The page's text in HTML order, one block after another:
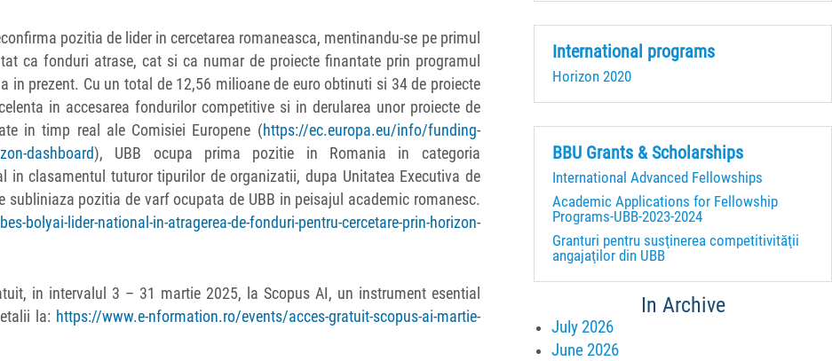
pozitia de lider in cercetarea romaneasca, mentinandu-se pe primul
ca fonduri atrase, cat si ca numar de proiecte finantate prin programul
in prezent. Cu un total de 12,56 milioane de euro obtinuti si 34 de proiecte
in accesarea fondurilor competitive si in derularea unor proiecte de
in timp real ale Comisiei Europene (https://ec.europa.eu/info/funding-
dashboard), UBB ocupa prima pozitie in Romania in categoria
clasamentul tuturor tipurilor de organizatii, dupa Unitatea Executiva de
subliniaza pozitia de varf ocupata de UBB in peisajul academic romanesc.
bolyai-lider-national-in-atragerea-de-fonduri-pentru-cercetare-prin-horizon-
in intervalul 3 – 31 martie 2025, la Scopus AI, un instrument esential
la: https://www.e-nformation.ro/events/acces-gratuit-scopus-ai-martie-
International programs
Horizon 2020
BBU Grants & Scholarships
International Advanced Fellowships
Academic Applications for Fellowship
Programs-UBB-2023-2024
Granturi pentru susţinerea competitivităţii
angajaţilor din UBB
In Archive
July 2026
June 2026